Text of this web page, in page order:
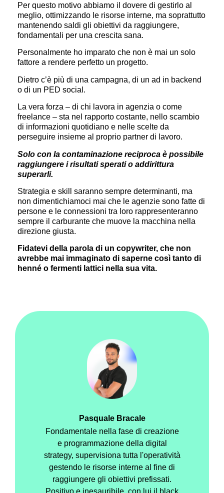
Per questo motivo abbiamo il dovere di gestirlo al
meglio, ottimizzando le risorse interne, ma soprattutto
mantenendo saldi gli obiettivi da raggiungere,
fondamentali per una crescita sana.
Personalmente ho imparato che non è mai un solo
fattore a rendere perfetto un progetto.
Dietro c’è più di una campagna, di un ad in backend
o di un PED social.
La vera forza – di chi lavora in agenzia o come
freelance – sta nel rapporto costante, nello scambio
di informazioni quotidiano e nelle scelte da
perseguire insieme al proprio partner di lavoro.
Solo con la contaminazione reciproca è possibile
raggiungere i risultati sperati o addirittura
superarli.
Strategia e skill saranno sempre determinanti, ma
non dimentichiamoci mai che le agenzie sono fatte di
persone e le connessioni tra loro rappresenteranno
sempre il carburante che muove la macchina nella
direzione giusta.
Fidatevi della parola di un copywriter, che non
avrebbe mai immaginato di saperne così tanto di
henné o fermenti lattici nella sua vita.
Pasquale Bracale
Fondamentale nella fase di creazione
e programmazione della digital
strategy, supervisiona tutta l'operatività
gestendo le risorse interne al fine di
raggiungere gli obiettivi prefissati.